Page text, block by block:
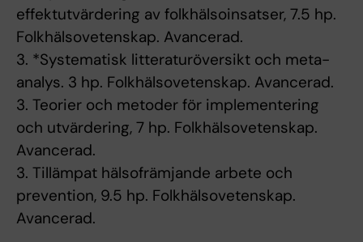
effektutvärdering av folkhälsoinsatser, 7.5 hp.
Folkhälsovetenskap. Avancerad.
3. *Systematisk litteraturöversikt och meta-
analys. 3 hp. Folkhälsovetenskap. Avancerad.
3. Teorier och metoder för implementering
och utvärdering, 7 hp. Folkhälsovetenskap.
Avancerad.
3. Tillämpat hälsofrämjande arbete och
prevention, 9.5 hp. Folkhälsovetenskap.
Avancerad.